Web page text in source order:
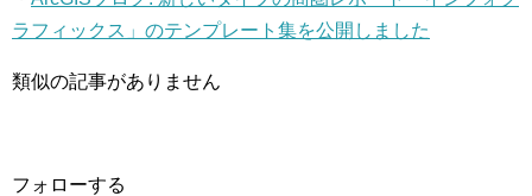
ラフィックス」のテンプレート集を公開しました
類似の記事がありません
フォローする